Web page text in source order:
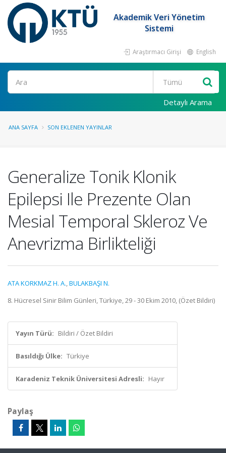
Akademik Veri Yönetim
Sistemi
Araştırmacı Girişi English
Ara
Detaylı Arama
ANA SAYFA SON EKLENEN YAYINLAR
Generalize Tonik Klonik
Epilepsi Ile Prezente Olan
Mesial Temporal Skleroz Ve
Anevrizma Birlikteliği
ATA KORKMAZ H. A.,BULAKBAŞI N.
8. Hücresel Sinir Bilim Günleri, Türkiye, 29 - 30 Ekim 2010, (Özet Bildiri)
Yayın Türü: Bildiri / Özet Bildiri
Basıldığı Ülke: Türkiye
Karadeniz Teknik Üniversitesi Adresli: Hayır
Paylaş